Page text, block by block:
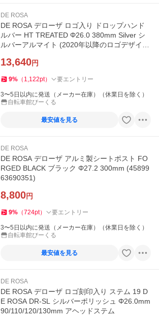
DE ROSA
DE ROSA デローザ ロゴ入り ドロップハンド
ルバー HT TREATED Φ26.0 380mm Silver シ
ルバーアルマイト (2020年以降のロゴデザイ
13,640円
9% （ 1,122pt） 要エントリー
3〜5日以内に発送（メーカー在庫）（休業日を除く）
自転車館びーくる
最安値を見る
DE ROSA
DE ROSA デローザ アルミ製シートポスト FO
RGED BLACK ブラック Φ27.2 300mm (45899
63690351)
8,800円
9% （724pt） 要エントリー
3〜5日以内に発送（メーカー在庫）（休業日を除く）
自転車館びーくる
最安値を見る
DE ROSA
DE ROSA デローザ ロゴ刻印入り ステム 19 D
E ROSA DR-SL シルバーポリッシュ Φ26.0mm
90/110/120/130mm アヘッドステム